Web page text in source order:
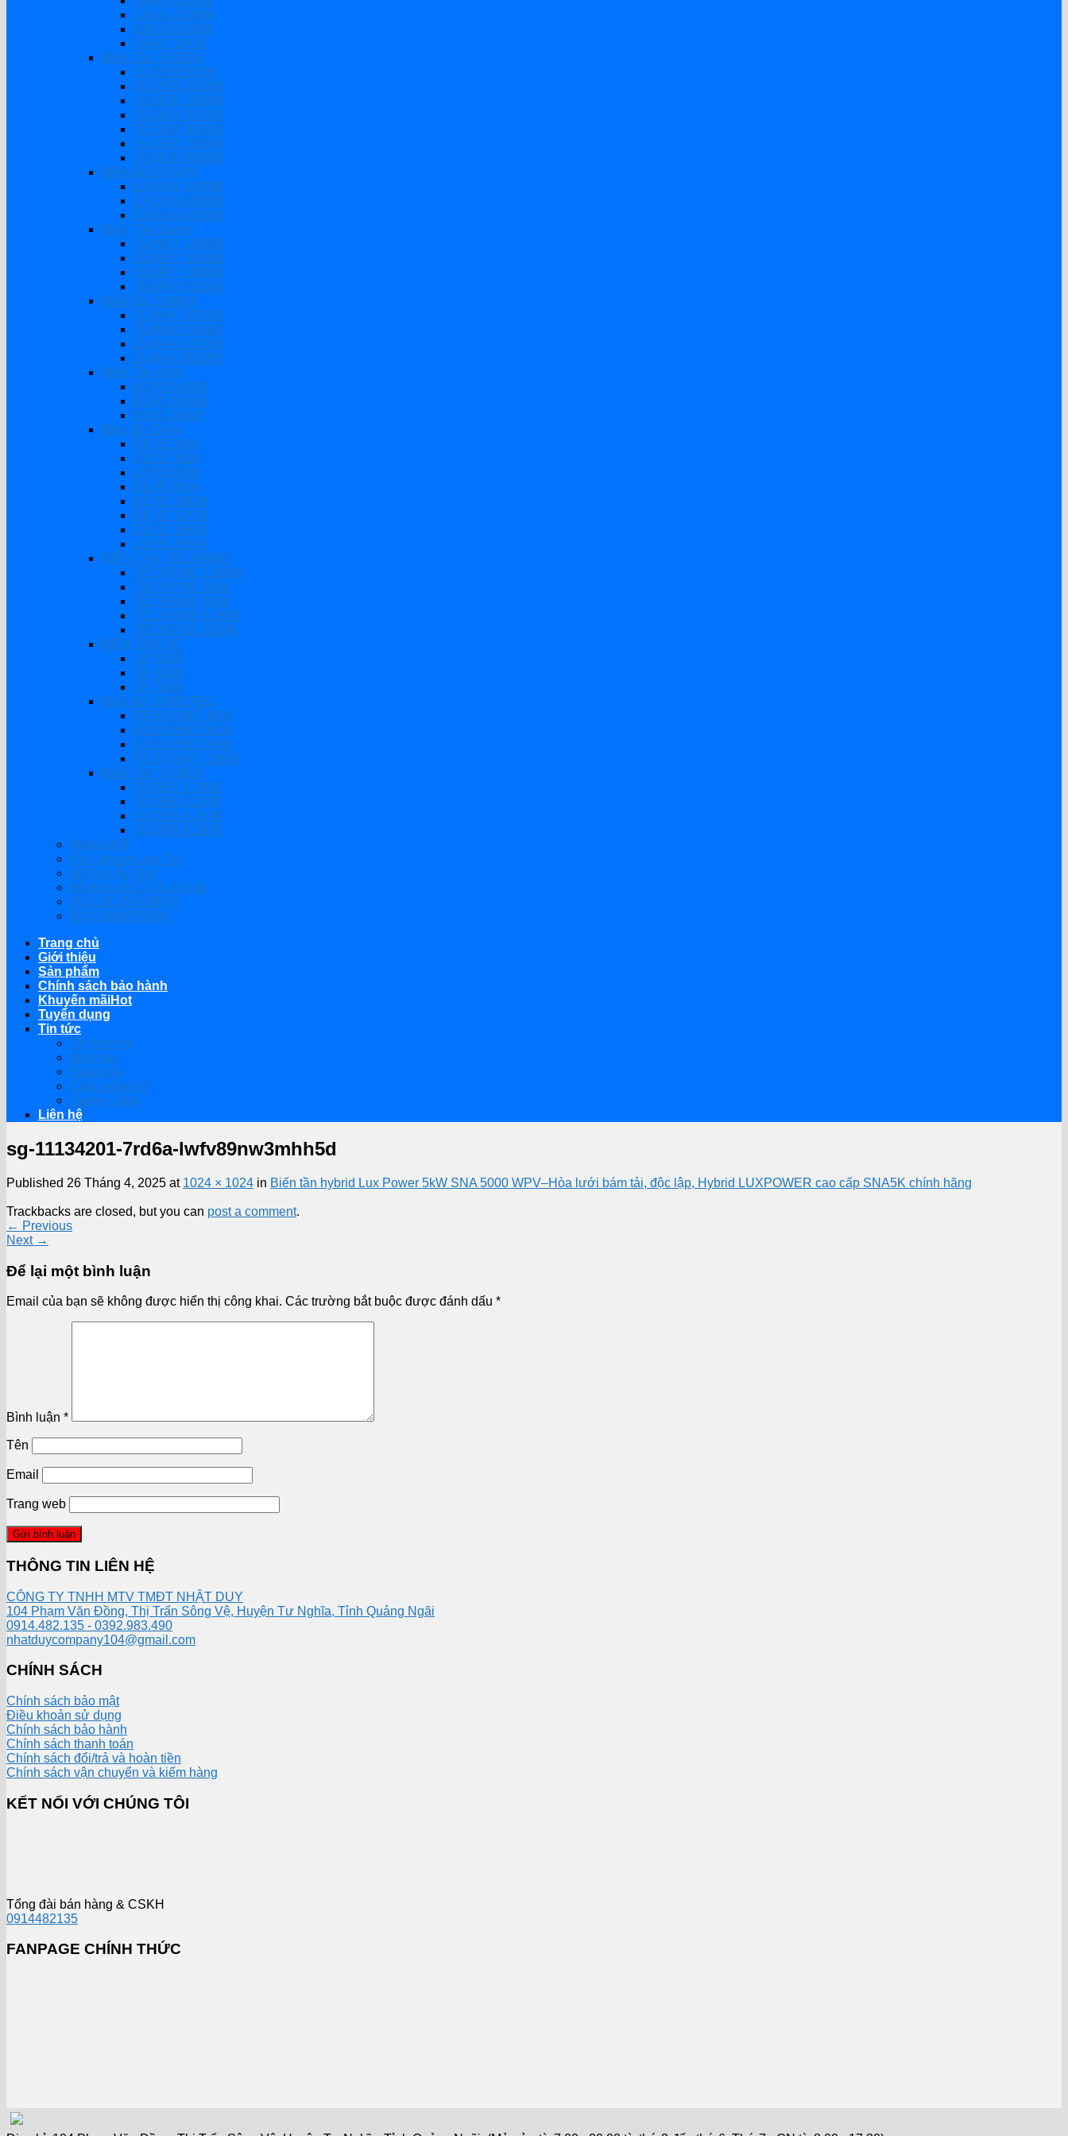
SAKO 4200W
SAKO 6200W
SAKO 11KW
Biến Tần SUOER
SUOER 500W
SUOER 1000W
SUOER 1500W
SUOER 2000W
SUOER 3000W
SUOER 3200W
SUOER 5000W
Biến tần EASUN
EASUN 3000W
EASUN 3800W
EASUN 6200W
Biến Tần Sumry
SUMRY 1800W
SUMRY 3000W
SUMRY 3800W
SUMRY 6200W
Biến tần ZUMAX
ZUMAX 3000W
ZUMAX 5500W
ZUMAX 6200W
ZUMAX 6600W
Biến Tần Bơm
BƠM 5500W
BƠM 7500W
BƠM 15KW
Biến tần Deye
DEYE 3KW
DEYE 5KW
DEYE 6KW
DEYE 8KW
DEYE 10KW
DEYE 12KW
DEYE 16KW
DEYE 20KW
BIẾN TẦN TECHFINE
TECHFINE 1200W
TECHFINE 3KW
TECHFINE 4KW
TECHFINE 6.2KW
TECHFINE 11KW
BIẾN TẦN SP
SP 3200
SP 4200
SP 7000
Biến tần SOROTEC
REVO HMT 4KW
REVO HMT 6KW
REVO HMT 8KW
REVO HMT 11KW
Biến Tần SUOER
SUOER 2.2KW
SUOER 3.2KW
SUOER 4.2KW
SUOER 6.2KW
Modul Wifi
Pin Lithium Lưu Trữ
Bộ Sạc Ắc Quy
Bộ Kích Nổ Ô Tô Xe Tải
BỘ LỌC ĐĨA ARKA
BỘ CHÂM PHÂN
Trang chủ
Giới thiệu
Sản phẩm
Chính sách bảo hành
Khuyến mãi
Tuyển dụng
Tin tức
Thị trường
Mẹo hay
Đánh giá
Cuộc sống số
Game – App
Liên hệ
sg-11134201-7rd6a-lwfv89nw3mhh5d
Published 26 Tháng 4, 2025 at 1024 × 1024 in Biến tần hybrid Lux Power 5kW SNA 5000 WPV–Hòa lưới bám tải, độc lập, Hybrid LUXPOWER cao cấp SNA5K chính hãng
Trackbacks are closed, but you can post a comment.
← Previous
Next →
Để lại một bình luận
Email của bạn sẽ không được hiển thị công khai. Các trường bắt buộc được đánh dấu *
Bình luận *
Tên
Email
Trang web
THÔNG TIN LIÊN HỆ
CÔNG TY TNHH MTV TMĐT NHẬT DUY
104 Phạm Văn Đồng, Thị Trấn Sông Vệ, Huyện Tư Nghĩa, Tỉnh Quảng Ngãi
0914.482.135 - 0392.983.490
nhatduycompany104@gmail.com
CHÍNH SÁCH
Chính sách bảo mật
Điều khoản sử dụng
Chính sách bảo hành
Chính sách thanh toán
Chính sách đổi/trả và hoàn tiền
Chính sách vận chuyển và kiểm hàng
KẾT NỐI VỚI CHÚNG TÔI
Tổng đài bán hàng & CSKH
0914482135
FANPAGE CHÍNH THỨC